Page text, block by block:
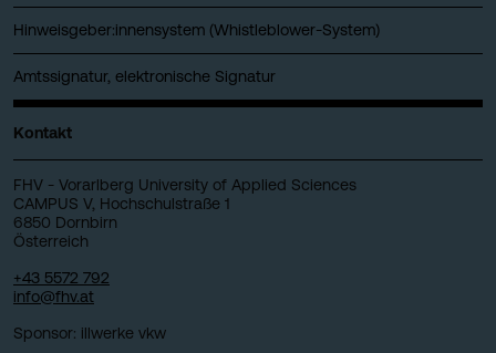
Hinweisgeber:innensystem (Whistleblower-System)
Amtssignatur, elektronische Signatur
Kontakt
FHV - Vorarlberg University of Applied Sciences
CAMPUS V, Hochschulstraße 1
6850 Dornbirn
Österreich
+43 5572 792
info@fhv.at
Sponsor: illwerke vkw